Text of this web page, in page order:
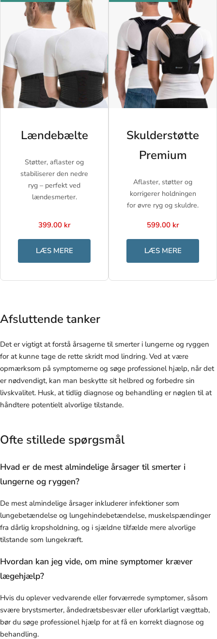
Lændebælte
Støtter, aflaster og
stabiliserer den nedre
ryg – perfekt ved
lændesmerter.
399.00 kr
LÆS MERE
Skulderstøtte
Premium
Aflaster, støtter og
korrigerer holdningen
for øvre ryg og skuldre.
599.00 kr
LÆS MERE
Afsluttende tanker
Det er vigtigt at forstå årsagerne til smerter i lungerne og ryggen
for at kunne tage de rette skridt mod lindring. Ved at være
opmærksom på symptomerne og søge professionel hjælp, når det
er nødvendigt, kan man beskytte sit helbred og forbedre sin
livskvalitet. Husk, at tidlig diagnose og behandling er nøglen til at
håndtere potentielt alvorlige tilstande.
Ofte stillede spørgsmål
Hvad er de mest almindelige årsager til smerter i
lungerne og ryggen?
De mest almindelige årsager inkluderer infektioner som
lungebetændelse og lungehindebetændelse, muskelspændinger
fra dårlig kropsholdning, og i sjældne tilfælde mere alvorlige
tilstande som lungekræft.
Hvordan kan jeg vide, om mine symptomer kræver
lægehjælp?
Hvis du oplever vedvarende eller forværrede symptomer, såsom
svære brystsmerter, åndedrætsbesvær eller uforklarligt vægttab,
bør du søge professionel hjælp for at få en korrekt diagnose og
behandling.